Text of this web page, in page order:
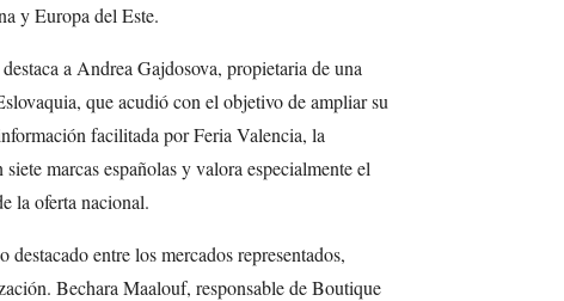
y Europa del Este.
a Andrea Gajdosova, propietaria de una
que acudió con el objetivo de ampliar su
facilitada por Feria Valencia, la
marcas españolas y valora especialmente el
la oferta nacional.
entre los mercados representados,
Bechara Maalouf, responsable de Boutique